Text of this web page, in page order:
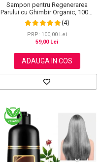
Sampon pentru Regenerarea
Parului cu Ghimbir Organic, 100%
Natural, 60 g(4)
PRP: 100,00 Lei
59,00 Lei
ADAUGA IN COS